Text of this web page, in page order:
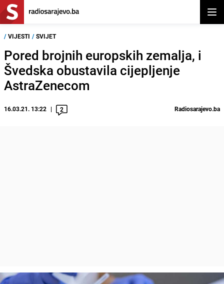
/ VIJESTI / SVIJET
Pored brojnih europskih zemalja, i
Švedska obustavila cijepljenje
AstraZenecom
16.03.21. 13:22 2 Radiosarajevo.ba